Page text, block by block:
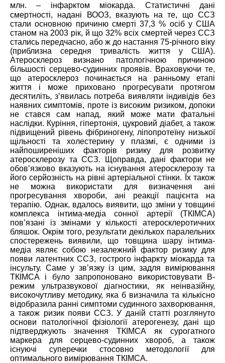
млн. – інфарктом міокарда. Статистичні дані
смертності, надані ВООЗ, вказують на те, що ССЗ
стали основною причиню смерті 37,3 % осіб у США
станом на 2003 рік, й що 32% всіх смертей через ССЗ
стались передчасно, або ж до настання 75-річного віку
(приблизна середня тривалість життя у США).
Атеросклероз визнано патологічною причиною
більшості серцево-судинних проявів. Враховуючи те,
що атеросклероз починається на ранньому етапі
життя і може приховано прогресувати протягом
десятиліть, з’явилась потреба виявляти індивідів без
наявних симптомів, проте із високим ризиком, допоки
не стався сам напад, який може мати фатальні
наслідки. Куріння, гіпертонія, цукровий діабет, а також
підвищений рівень фібриногену, ліпопротеїну низької
щільності та холестерину у плазмі, є одними із
найпоширеніших факторів ризику для розвитку
атеросклерозу та ССЗ. Щоправда, дані фактори не
обов’язково вказують на існування атеросклерозу та
його серйозність на рівні артеріальної стінки. Їх також
не можна використати для визначення ані
прогресування хвороби, ані реакції пацієнта на
терапію. Однак, вдалось виявити, що зміни у товщині
комплекса інтима-медіа сонної артерії (ТКІМСА)
пов’язані із змінами у кількості атеросклеротичних
бляшок. Окрім того, результати декількох паралельних
спостережень виявили, що товщина шару інтима-
медіа являє собою незалежний фактор ризику для
появи латентних ССЗ, гострого інфаркту міокарда та
інсульту. Саме у зв’язку із цим, задля вимірювання
ТКІМСА і було запропоновано використовувати В-
режим ультразвукової діагностики, як неінвазійну,
високочутливу методику, яка б визначила та кількісно
відобразила ранні симптоми судинного захворювання,
а також ризик появи ССЗ. У даній статті розглянуто
основи патологічної фізіології атерогенезу, дані що
підтверджують значення ТКІМСА як сурогатного
маркера для серцево-судинних хвороб, а також
існуючі суперечки стосовно методології для
оптимального вимірювання ТКІМСА.